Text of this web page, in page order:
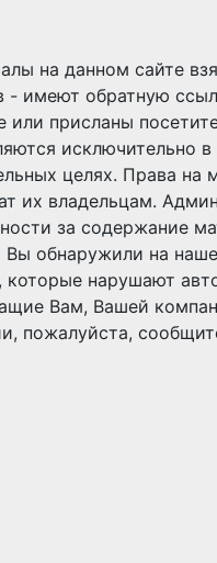
на данном сайте
- имеют обратную
или присланы
исключительно в
целях. Права на
их владельцам.
за содержание
Вы обнаружили на
которые нарушают
Вам, Вашей
пожалуйста,